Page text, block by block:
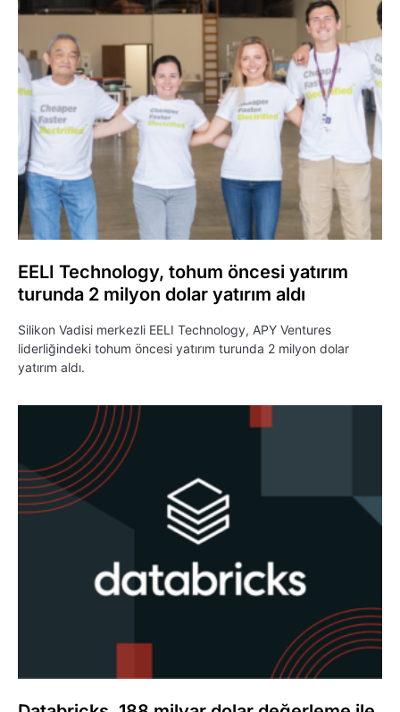
EELI Technology, tohum öncesi yatırım
turunda 2 milyon dolar yatırım aldı
Silikon Vadisi merkezli EELI Technology, APY Ventures
liderliğindeki tohum öncesi yatırım turunda 2 milyon dolar
yatırım aldı.